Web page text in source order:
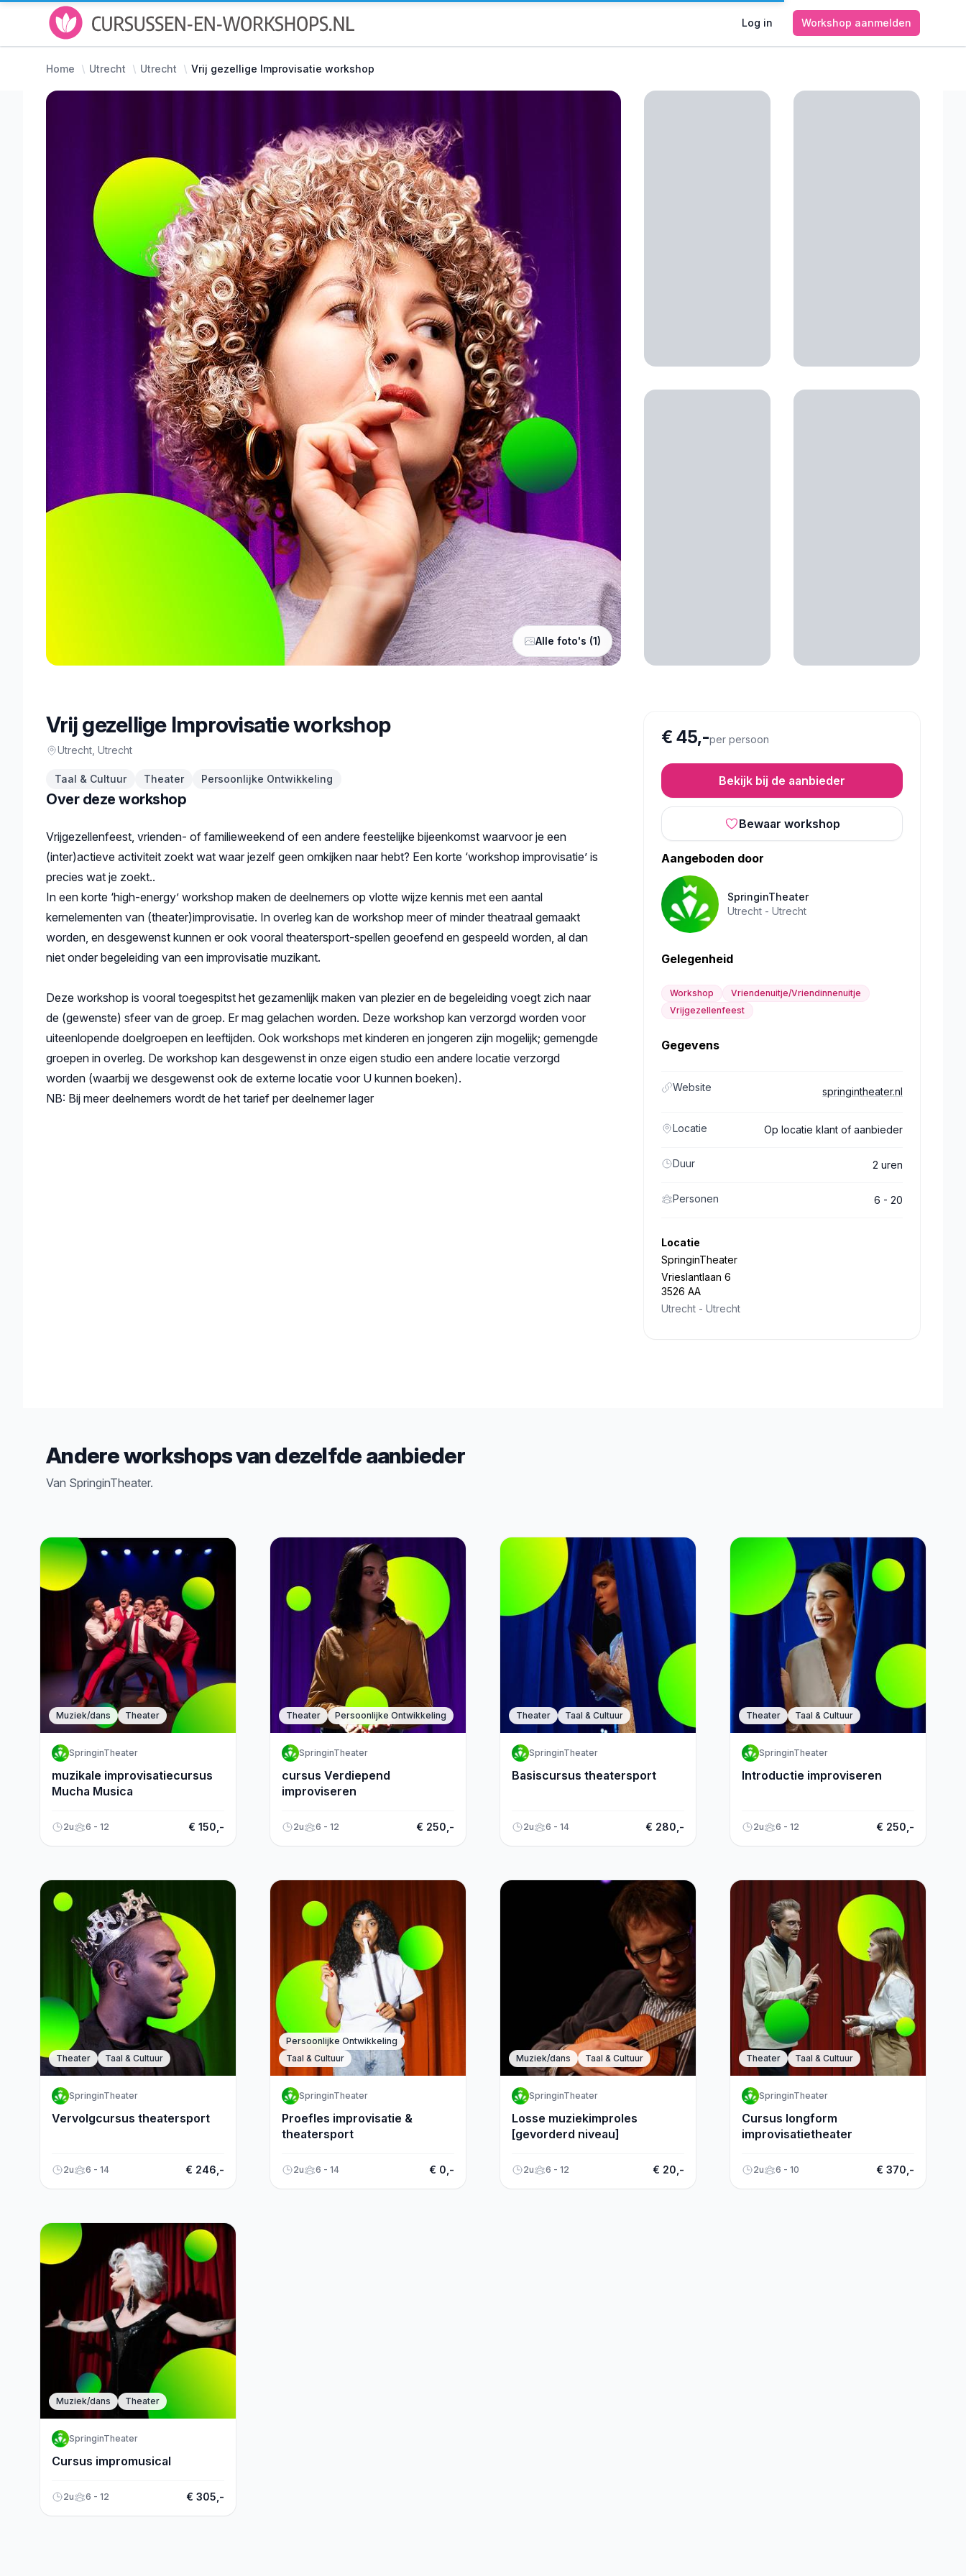
Log in Workshop aanmelden
Home Utrecht Utrecht Vrij gezellige Improvisatie workshop
Alle foto's (1)
Vrij gezellige Improvisatie workshop
Utrecht , Utrecht
Taal & Cultuur Theater Persoonlijke Ontwikkeling
€ 45,-per persoon
Bekijk bij de aanbieder
Bewaar workshop
Aangeboden door
SpringinTheater
Utrecht - Utrecht
Gelegenheid
Workshop
Vriendenuitje/Vriendinnenuitje
Vrijgezellenfeest
Gegevens
Website springintheater.nl
Locatie Op locatie klant of aanbieder
Duur 2 uren
Personen 6 - 20
Locatie
SpringinTheater
Vrieslantlaan 6
3526 AA
Utrecht - Utrecht
Over deze workshop
Beschrijving
Vrijgezellenfeest, vrienden- of familieweekend of een andere feestelijke bijeenkomst waarvoor je een
(inter)actieve activiteit zoekt wat waar jezelf geen omkijken naar hebt? Een korte ‘workshop improvisatie’ is
precies wat je zoekt..
In een korte ‘high-energy’ workshop maken de deelnemers op vlotte wijze kennis met een aantal
kernelementen van (theater)improvisatie. In overleg kan de workshop meer of minder theatraal gemaakt
worden, en desgewenst kunnen er ook vooral theatersport-spellen geoefend en gespeeld worden, al dan
niet onder begeleiding van een improvisatie muzikant.
Deze workshop is vooral toegespitst het gezamenlijk maken van plezier en de begeleiding voegt zich naar
de (gewenste) sfeer van de groep. Er mag gelachen worden. Deze workshop kan verzorgd worden voor
uiteenlopende doelgroepen en leeftijden. Ook workshops met kinderen en jongeren zijn mogelijk; gemengde
groepen in overleg. De workshop kan desgewenst in onze eigen studio een andere locatie verzorgd
worden (waarbij we desgewenst ook de externe locatie voor U kunnen boeken).
NB: Bij meer deelnemers wordt de het tarief per deelnemer lager
Andere workshops van dezelfde aanbieder
Van SpringinTheater.
Muziek/dans Theater
SpringinTheater
muzikale improvisatiecursus
Mucha Musica
2u 6 - 12 € 150,-
Theater Persoonlijke Ontwikkeling
SpringinTheater
cursus Verdiepend
improviseren
2u 6 - 12 € 250,-
Theater Taal & Cultuur
SpringinTheater
Basiscursus theatersport
2u 6 - 14 € 280,-
Theater Taal & Cultuur
SpringinTheater
Introductie improviseren
2u 6 - 12 € 250,-
Theater Taal & Cultuur
SpringinTheater
Vervolgcursus theatersport
2u 6 - 14 € 246,-
Persoonlijke Ontwikkeling
Taal & Cultuur
SpringinTheater
Proefles improvisatie &
theatersport
2u 6 - 14 € 0,-
Muziek/dans Taal & Cultuur
SpringinTheater
Losse muziekimproles
[gevorderd niveau]
2u 6 - 12 € 20,-
Theater Taal & Cultuur
SpringinTheater
Cursus longform
improvisatietheater
2u 6 - 10 € 370,-
Muziek/dans Theater
SpringinTheater
Cursus impromusical
2u 6 - 12 € 305,-